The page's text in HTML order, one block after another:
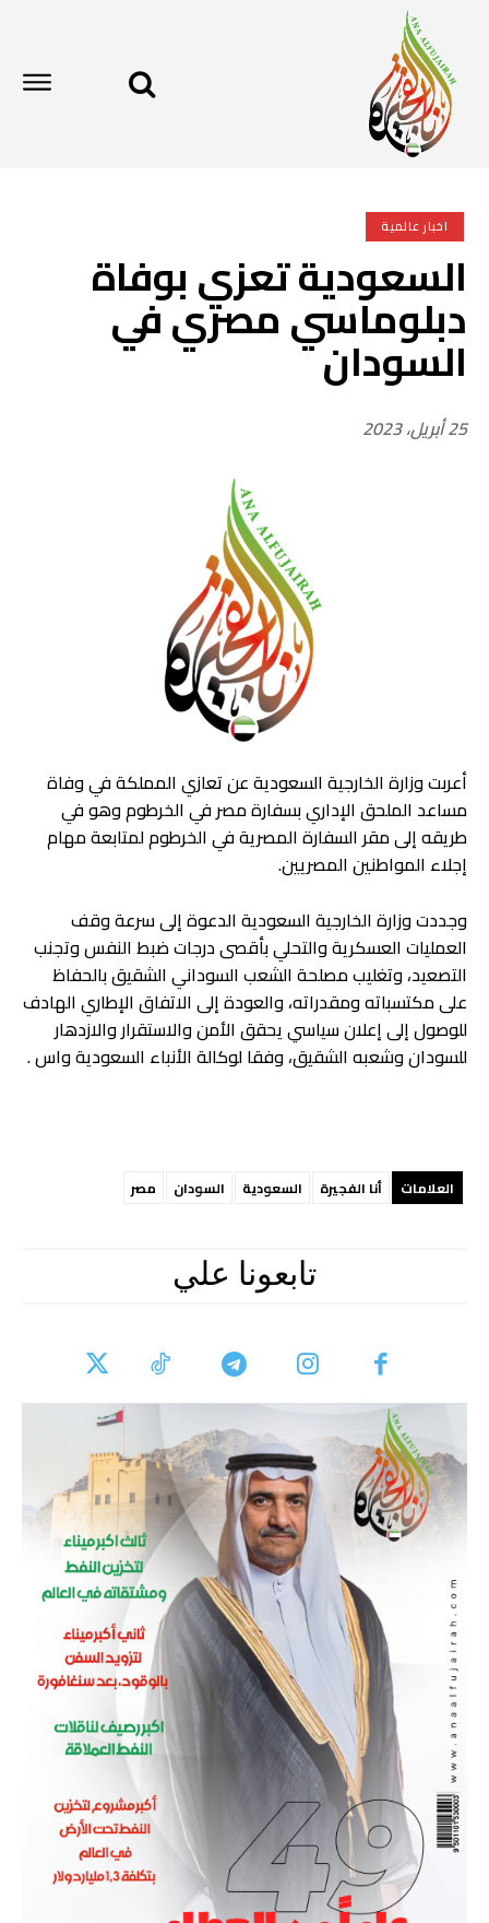
اخبار عالمية
السعودية تعزي بوفاة
دبلوماسي مصري في
السودان
25 أبريل، 2023
أعربت وزارة الخارجية السعودية عن تعازي المملكة في وفاة
مساعد الملحق الإداري بسفارة مصر في الخرطوم وهو في
طريقه إلى مقر السفارة المصرية في الخرطوم لمتابعة مهام
إجلاء المواطنين المصريين.
وجددت وزارة الخارجية السعودية الدعوة إلى سرعة وقف
العمليات العسكرية والتحلي بأقصى درجات ضبط النفس وتجنب
التصعيد، وتغليب مصلحة الشعب السوداني الشقيق بالحفاظ
على مكتسباته ومقدراته، والعودة إلى الاتفاق الإطاري الهادف
للوصول إلى إعلان سياسي يحقق الأمن والاستقرار والازدهار
للسودان وشعبه الشقيق، وفقا لوكالة الأنباء السعودية واس .
العلامات أنا الفجيرة السعودية السودان مصر
تابعونا علي